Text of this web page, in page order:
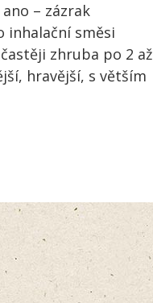
– zázrak
inhalační směsi
zhruba po 2 až
hravější, s větším